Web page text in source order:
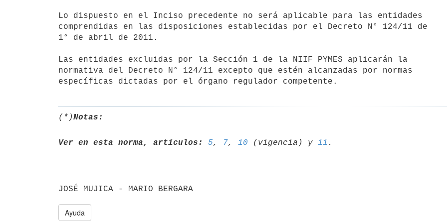
Lo dispuesto en el Inciso precedente no será aplicable para las entidades
comprendidas en las disposiciones establecidas por el Decreto N° 124/11 de
1° de abril de 2011.
Las entidades excluidas por la Sección 1 de la NIIF PYMES aplicarán la
normativa del Decreto N° 124/11 excepto que estén alcanzadas por normas
(*)Notas:
Ver en esta norma, artículos: 5, 7, 10 (vigencia) y 11
Ayuda